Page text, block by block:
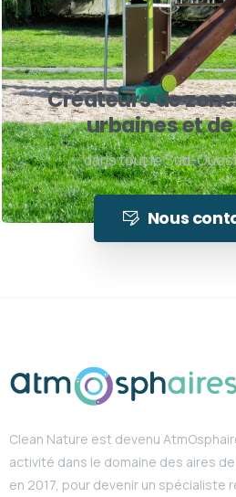
Créateurs de
urbaines et
dans tout le Sud-
Nous
Clean Nature est devenu
activité dans le domaine des aires
en 2017, pour devenir un spécialiste